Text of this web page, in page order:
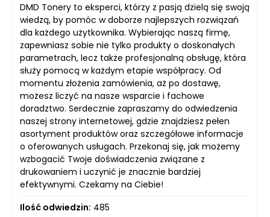
DMD Tonery to eksperci, którzy z pasją dzielą się swoją
wiedzą, by pomóc w doborze najlepszych rozwiązań
dla każdego użytkownika. Wybierając naszą firmę,
zapewniasz sobie nie tylko produkty o doskonałych
parametrach, lecz także profesjonalną obsługę, która
służy pomocą w każdym etapie współpracy. Od
momentu złożenia zamówienia, aż po dostawę,
możesz liczyć na nasze wsparcie i fachowe
doradztwo. Serdecznie zapraszamy do odwiedzenia
naszej strony internetowej, gdzie znajdziesz pełen
asortyment produktów oraz szczegółowe informacje
o oferowanych usługach. Przekonaj się, jak możemy
wzbogacić Twoje doświadczenia związane z
drukowaniem i uczynić je znacznie bardziej
efektywnymi. Czekamy na Ciebie!
Ilość odwiedzin: 485